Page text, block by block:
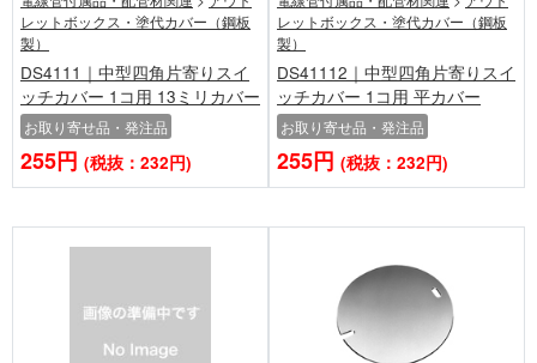
レットボックス・塗代カバー（鋼板
製）
DS4111｜中型四角片寄りスイ
ッチカバー 1コ用 13ミリカバー
お取り寄せ品・発注品
255円 (税抜：232円)
レットボックス・塗代カバー（鋼板
製）
DS41112｜中型四角片寄りスイ
ッチカバー 1コ用 平カバー
お取り寄せ品・発注品
255円 (税抜：232円)